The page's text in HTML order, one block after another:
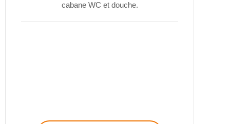
cabane WC et douche.